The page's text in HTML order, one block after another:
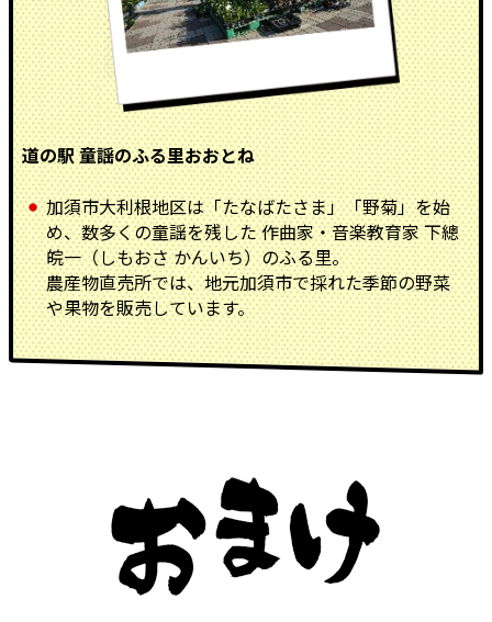
道の駅 童謡のふる里おおとね
加須市大利根地区は「たなばたさま」「野菊」を始
め、数多くの童謡を残した 作曲家・音楽教育家 下總
皖一（しもおさ かんいち）のふる里。
農産物直売所では、地元加須市で採れた季節の野菜
や果物を販売しています。